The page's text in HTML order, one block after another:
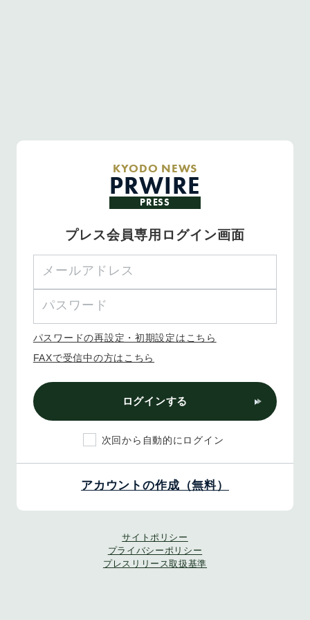
KYODO NEWS
PRWIRE
PRESS
プレス会員専用ログイン画面
パスワードの再設定・初期設定はこちら
FAXで受信中の方はこちら
ログインする
次回から自動的にログイン
アカウントの作成（無料）
サイトポリシー
プライバシーポリシー
プレスリリース取扱基準